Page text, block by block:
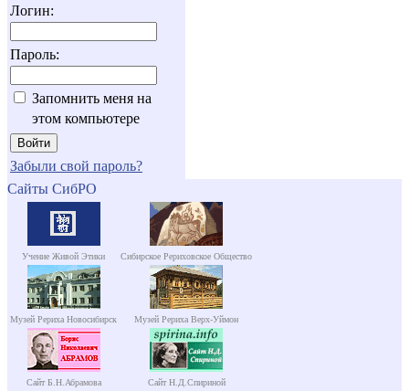
Логин:
Пароль:
Запомнить меня на
этом компьютере
Забыли свой пароль?
Сайты СибРО
Учение Живой Этики Сибирское Рериховское Общество
Музей Рериха Новосибирск Музей Рериха Верх-Уймон
Сайт Б.Н.Абрамова Сайт Н.Д.Спириной